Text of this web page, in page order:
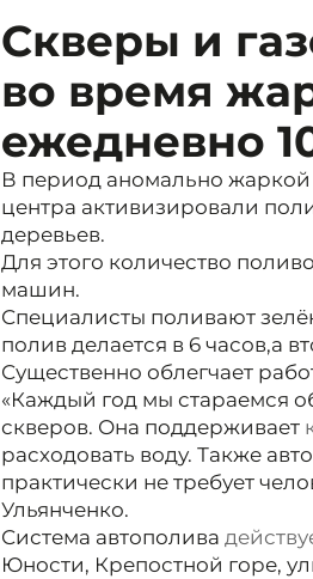
Скверы и
во время
ежедневно
В период аномально жаркой
центра активизировали
деревьев.
Для этого количество
машин.
Специалисты поливают
полив делается в 6 часов,а
Существенно облегчает
«Каждый год мы стараемся
скверов. Она поддерживает
расходовать воду. Также
практически не требует
Ульянченко.
Система автополива
Юности, Крепостной горе,